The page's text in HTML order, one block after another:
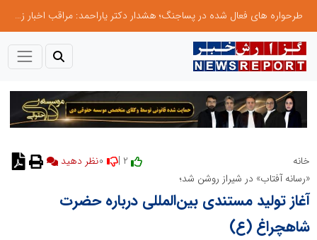
طرحواره های فعال شده در پساجنگ؛ هشدار دکتر یاراحمد: مراقب اخبار زرد و واکنش های هیجانی باشید
خانه
نظر دهید
«رسانه آفتاب» در شیراز روشن شد؛
آغاز تولید مستندی بین‌المللی درباره حضرت
شاهچراغ (ع)